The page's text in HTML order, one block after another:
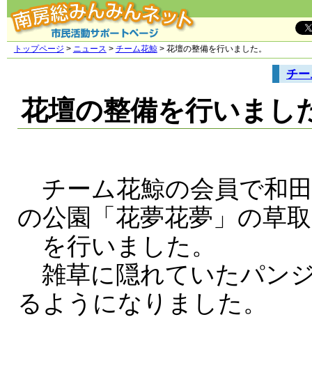
トップページ > ニュース > チーム花鯨> 花壇の整備を行いました。
チ
花壇の整備を行いまし
チーム花鯨の会員で和
の公園「花夢花夢」の草
を行いました。
雑草に隠れていたパン
るようになりました。